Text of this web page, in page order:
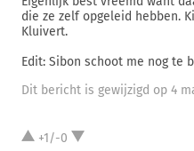
die ze zelf opgeleid hebben.
Kluivert.
Edit: Sibon schoot me nog te
Dit bericht is gewijzigd op 4
+1/-0